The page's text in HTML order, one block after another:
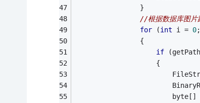
                }
//根据数据库图片
for (int i = 0
                {
if
                    {
byte[]